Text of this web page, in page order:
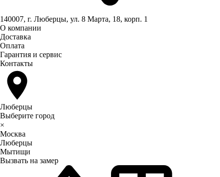
140007, г. Люберцы, ул. 8 Марта, 18, корп. 1
О компании
Доставка
Оплата
Гарантия и сервис
Контакты
Люберцы
Выберите город
×
Москва
Люберцы
Мытищи
Вызвать на замер